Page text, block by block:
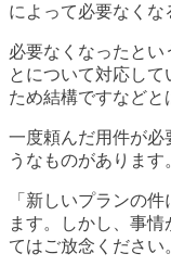
によって必要なくな
必要なくなったとい
とについて対応し
ため結構ですなどと
一度頼んだ用件が必
うなものがあります
「新しいプランの
ます。しかし、事
てはご放念ください